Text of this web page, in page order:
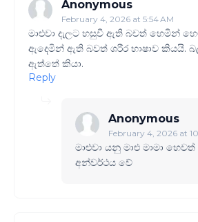
Anonymous
February 4, 2026 at 5:54 AM
මාළුවා දැලට හසුවී ඇති බවත් හෙමින්
ඇදෙමින් ඇති බවත් ශරීර භාෂාව කියයි.
ඇත්තේ කියා.
Reply
Anonymous
February 4, 2026 at
මාළුවා යනු මාළු මාමා
අන්වර්ථය වේ